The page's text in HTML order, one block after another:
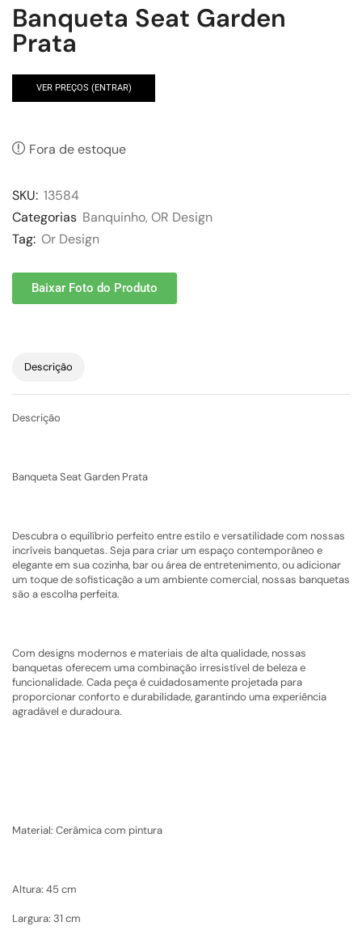
Banqueta Seat Garden
Prata
VER PREÇOS (ENTRAR)
Fora de estoque
SKU: 13584
Categorias Banquinho, OR Design
Tag: Or Design
Baixar Foto do Produto
Descrição
Descrição
Banqueta Seat Garden Prata
Descubra o equilíbrio perfeito entre estilo e versatilidade com nossas
incríveis banquetas. Seja para criar um espaço contemporâneo e
elegante em sua cozinha, bar ou área de entretenimento, ou adicionar
um toque de sofisticação a um ambiente comercial, nossas banquetas
são a escolha perfeita.
Com designs modernos e materiais de alta qualidade, nossas
banquetas oferecem uma combinação irresistível de beleza e
funcionalidade. Cada peça é cuidadosamente projetada para
proporcionar conforto e durabilidade, garantindo uma experiência
agradável e duradoura.
Material: Cerâmica com pintura
Altura: 45 cm
Largura: 31 cm